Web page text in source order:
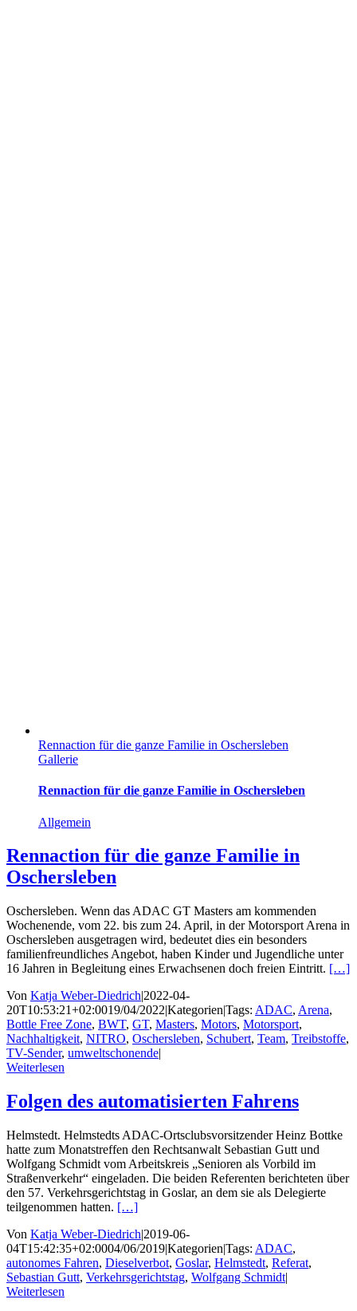
Rennaction für die ganze Familie in Oschersleben
Gallerie
Rennaction für die ganze Familie in Oschersleben
Allgemein
Rennaction für die ganze Familie in
Oschersleben
Oschersleben. Wenn das ADAC GT Masters am kommenden
Wochenende, vom 22. bis zum 24. April, in der Motorsport Arena in
Oschersleben ausgetragen wird, bedeutet dies ein besonders
familienfreundliches Angebot, haben Kinder und Jugendliche unter
16 Jahren in Begleitung eines Erwachsenen doch freien Eintritt. […]
Von Katja Weber-Diedrich|2022-04-
20T10:53:21+02:0019/04/2022|Kategorien|Tags: ADAC, Arena,
Bottle Free Zone, BWT, GT, Masters, Motors, Motorsport,
Nachhaltigkeit, NITRO, Oschersleben, Schubert, Team, Treibstoffe,
TV-Sender, umweltschonende|
Weiterlesen
Folgen des automatisierten Fahrens
Helmstedt. Helmstedts ADAC-Ortsclubsvorsitzender Heinz Bottke
hatte zum Monatstreffen den Rechtsanwalt Sebastian Gutt und
Wolfgang Schmidt vom Arbeitskreis „Senioren als Vorbild im
Straßenverkehr“ eingeladen. Die beiden Referenten berichteten über
den 57. Verkehrsgerichtstag in Goslar, an dem sie als Delegierte
teilgenommen hatten. […]
Von Katja Weber-Diedrich|2019-06-
04T15:42:35+02:0004/06/2019|Kategorien|Tags: ADAC,
autonomes Fahren, Dieselverbot, Goslar, Helmstedt, Referat,
Sebastian Gutt, Verkehrsgerichtstag, Wolfgang Schmidt|
Weiterlesen